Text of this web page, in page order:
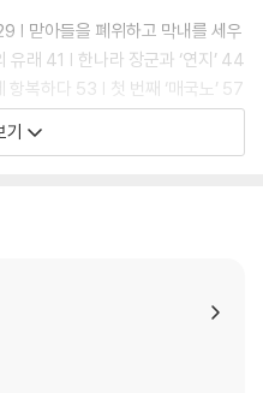
| 맏아들을 폐위하고 막내를 세우
유래 41 | 한나라 장군과 ‘연지’ 44
복하다 53 | 첫 번째 ‘매국노’ 57
나가다 62 | 남흉노와 북흉노 67
민족 왕조 73 | 북한과 서진, 동진
가리는 흉노의 후손인가? 108
115 | 한 왕조의 정찰병 117 | 조
124 | 모용선비 127 | 영웅 아버
기괴한 이야기 134 | 순식간에 사
기